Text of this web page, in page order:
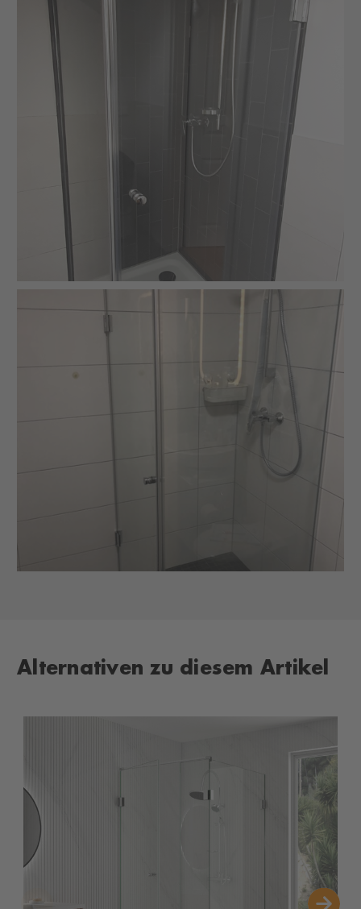
Alternativen zu diesem Artikel